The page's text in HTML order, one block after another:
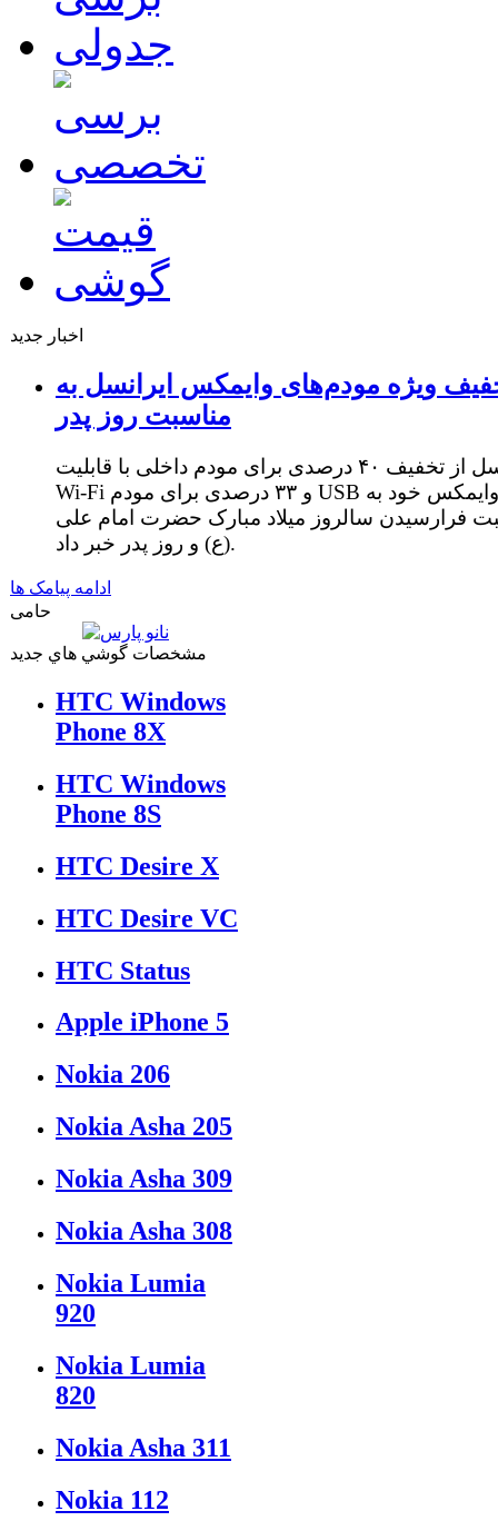
اخبار جدید
ویژه مودم‌های وایمکس ایرانسل به
مناسبت روز پدر
ایرانسل از تخفیف ۴۰ درصدی برای مودم داخلی با قابلیت
Wi-Fi و ۳۳ درصدی برای مودم USB وایمکس خود به
فرارسیدن سالروز میلاد مبارک حضرت امام علی
(ع) و روز پدر خبر داد.
ادامه پیامک ها
حامی
مشخصات گوشي هاي جديد
HTC Windows
Phone 8X
HTC Windows
Phone 8S
HTC Desire X
HTC Desire VC
HTC Status
Apple iPhone 5
Nokia 206
Nokia Asha 205
Nokia Asha 309
Nokia Asha 308
Nokia Lumia
920
Nokia Lumia
820
Nokia Asha 311
Nokia 112